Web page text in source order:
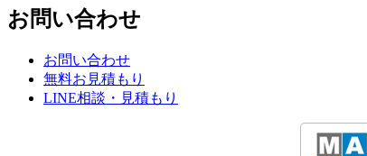
お問い合わせ
お問い合わせ
無料お見積もり
LINE相談・見積もり